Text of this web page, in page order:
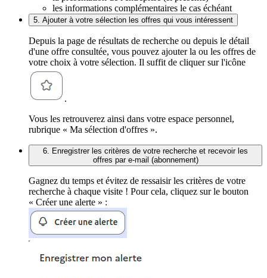
les informations complémentaires le cas échéant
5. Ajouter à votre sélection les offres qui vous intéressent
Depuis la page de résultats de recherche ou depuis le détail
d'une offre consultée, vous pouvez ajouter la ou les offres de
votre choix à votre sélection. Il suffit de cliquer sur l'icône
.
Vous les retrouverez ainsi dans votre espace personnel,
rubrique « Ma sélection d'offres ».
6. Enregistrer les critères de votre recherche et recevoir les
offres par e-mail (abonnement)
Gagnez du temps et évitez de ressaisir les critères de votre
recherche à chaque visite ! Pour cela, cliquez sur le bouton
« Créer une alerte » :